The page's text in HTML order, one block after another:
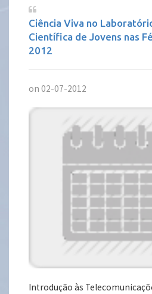
Ciência Viva no
Científica de Jovens nas
2012
on 02-07-2012
Introdução às